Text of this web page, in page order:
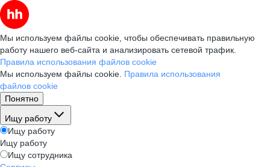
Мы используем файлы cookie, чтобы обеспечивать правильную
работу нашего веб-сайта и анализировать сетевой трафик.
Правила использования файлов cookie
Мы используем файлы cookie. Правила использования
файлов cookie
Понятно
Ищу работу
Ищу работу
Ищу работу
Ищу сотрудника